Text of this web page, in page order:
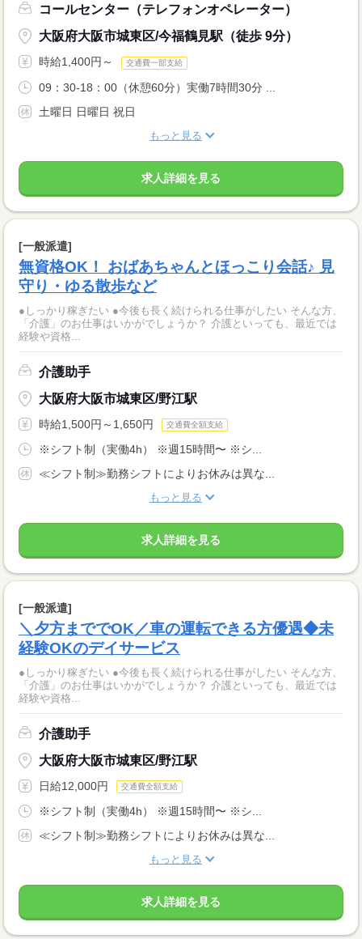
コールセンター（テレフォンオペレーター）
大阪府大阪市城東区/今福鶴見駅（徒歩 9分）
時給1,400円～ 交通費一部支給
09：30-18：00（休憩60分）実働7時間30分 ...
土曜日 日曜日 祝日
もっと見る
求人詳細を見る
[一般派遣]
無資格OK！ おばあちゃんとほっこり会話♪ 見
守り・ゆる散歩など
●しっかり稼ぎたい ●今後も長く続けられる仕事がしたい そんな方、
「介護」のお仕事はいかがでしょうか？ 介護といっても、最近では
経験や資格...
介護助手
大阪府大阪市城東区/野江駅
時給1,500円～1,650円 交通費全額支給
※シフト制（実働4h） ※週15時間〜 ※シ...
≪シフト制≫勤務シフトによりお休みは異な...
もっと見る
求人詳細を見る
[一般派遣]
＼夕方まででOK／車の運転できる方優遇◆未
経験OKのデイサービス
●しっかり稼ぎたい ●今後も長く続けられる仕事がしたい そんな方、
「介護」のお仕事はいかがでしょうか？ 介護といっても、最近では
経験や資格...
介護助手
大阪府大阪市城東区/野江駅
日給12,000円 交通費全額支給
※シフト制（実働4h） ※週15時間〜 ※シ...
≪シフト制≫勤務シフトによりお休みは異な...
もっと見る
求人詳細を見る